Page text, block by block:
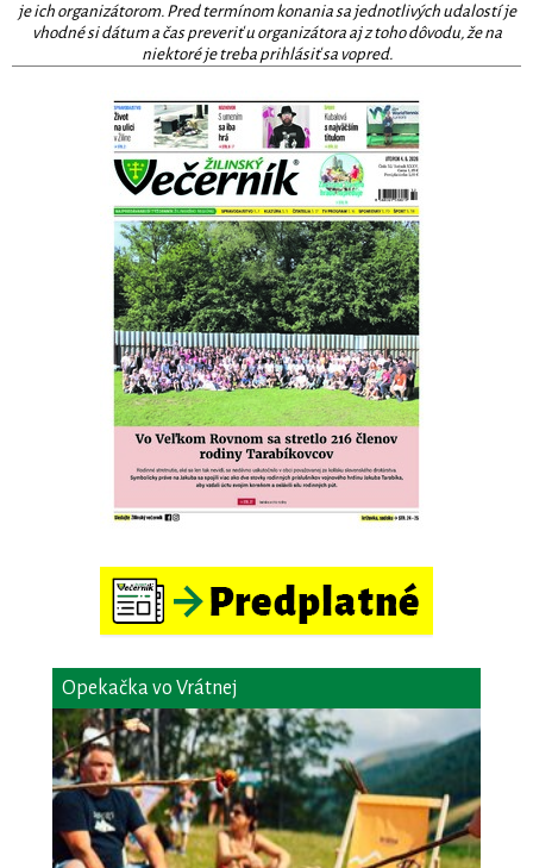
je ich organizátorom. Pred termínom konania sa jednotlivých udalostí je
vhodné si dátum a čas preveriť u organizátora aj z toho dôvodu, že na
niektoré je treba prihlásiť sa vopred.
Opekačka vo Vrátnej